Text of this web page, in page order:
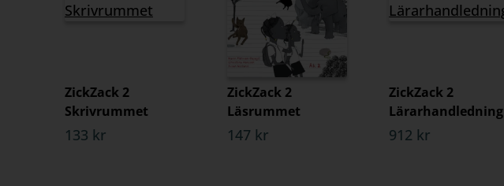
ZickZack 2
Skrivrummet
133 kr
ZickZack 2
Läsrummet
147 kr
ZickZack 2
Lärarhandledning
912 kr